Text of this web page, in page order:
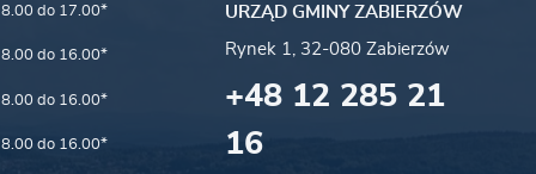
8.00 do 17.00*
8.00 do 16.00*
8.00 do 16.00*
8.00 do 16.00*
URZĄD GMINY ZABIERZÓW
Rynek 1, 32-080 Zabierzów
+48 12 285 21
16